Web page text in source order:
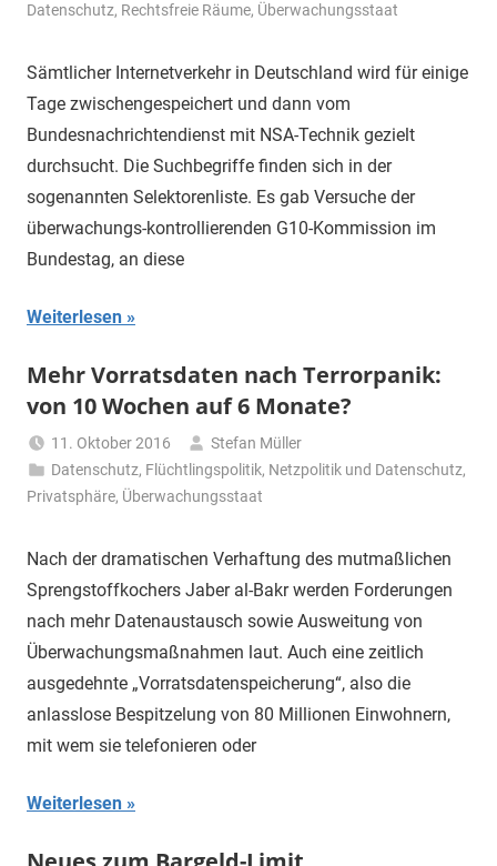
Datenschutz, Rechtsfreie Räume, Überwachungsstaat
Sämtlicher Internetverkehr in Deutschland wird für einige
Tage zwischengespeichert und dann vom
Bundesnachrichtendienst mit NSA-Technik gezielt
durchsucht. Die Suchbegriffe finden sich in der
sogenannten Selektorenliste. Es gab Versuche der
überwachungs-kontrollierenden G10-Kommission im
Bundestag, an diese
Weiterlesen
Mehr Vorratsdaten nach Terrorpanik:
von 10 Wochen auf 6 Monate?
11. Oktober 2016
Stefan Müller
Datenschutz, Flüchtlingspolitik, Netzpolitik und Datenschutz,
Privatsphäre, Überwachungsstaat
Nach der dramatischen Verhaftung des mutmaßlichen
Sprengstoffkochers Jaber al-Bakr werden Forderungen
nach mehr Datenaustausch sowie Ausweitung von
Überwachungsmaßnahmen laut. Auch eine zeitlich
ausgedehnte „Vorratsdatenspeicherung“, also die
anlasslose Bespitzelung von 80 Millionen Einwohnern,
mit wem sie telefonieren oder
Weiterlesen